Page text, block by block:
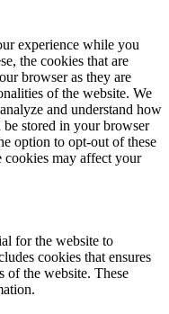
experience while you
the cookies that are
browser as they are
of the website. We
and understand how
stored in your browser
option to opt-out of these
cookies may affect your
for the website to
cookies that ensures
of the website. These